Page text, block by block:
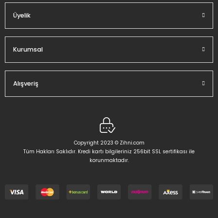
Üyelik
Kurumsal
Alışveriş
Copyright 2023 © Zihni.com
Tüm Hakları Saklıdır. Kredi kartı bilgileriniz 256bit SSL sertifikası ile
korunmaktadır.